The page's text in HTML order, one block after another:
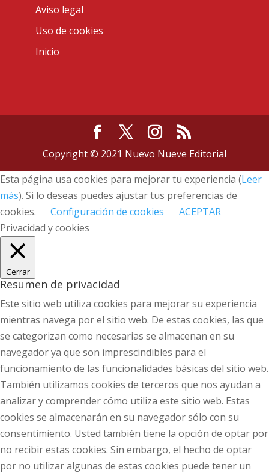
Aviso legal
Uso de cookies
Inicio
Copyright © 2021 Nuevo Nueve Editorial
Esta página usa cookies para mejorar tu experiencia (Leer
más). Si lo deseas puedes ajustar tus preferencias de
cookies.
Configuración de cookies
ACEPTAR
Privacidad y cookies
Cerrar
Resumen de privacidad
Este sitio web utiliza cookies para mejorar su experiencia
mientras navega por el sitio web. De estas cookies, las que
se categorizan como necesarias se almacenan en su
navegador ya que son imprescindibles para el
funcionamiento de las funcionalidades básicas del sitio web.
También utilizamos cookies de terceros que nos ayudan a
analizar y comprender cómo utiliza este sitio web. Estas
cookies se almacenarán en su navegador sólo con su
consentimiento. Usted también tiene la opción de optar por
no recibir estas cookies. Sin embargo, el hecho de optar
por no utilizar algunas de estas cookies puede tener un